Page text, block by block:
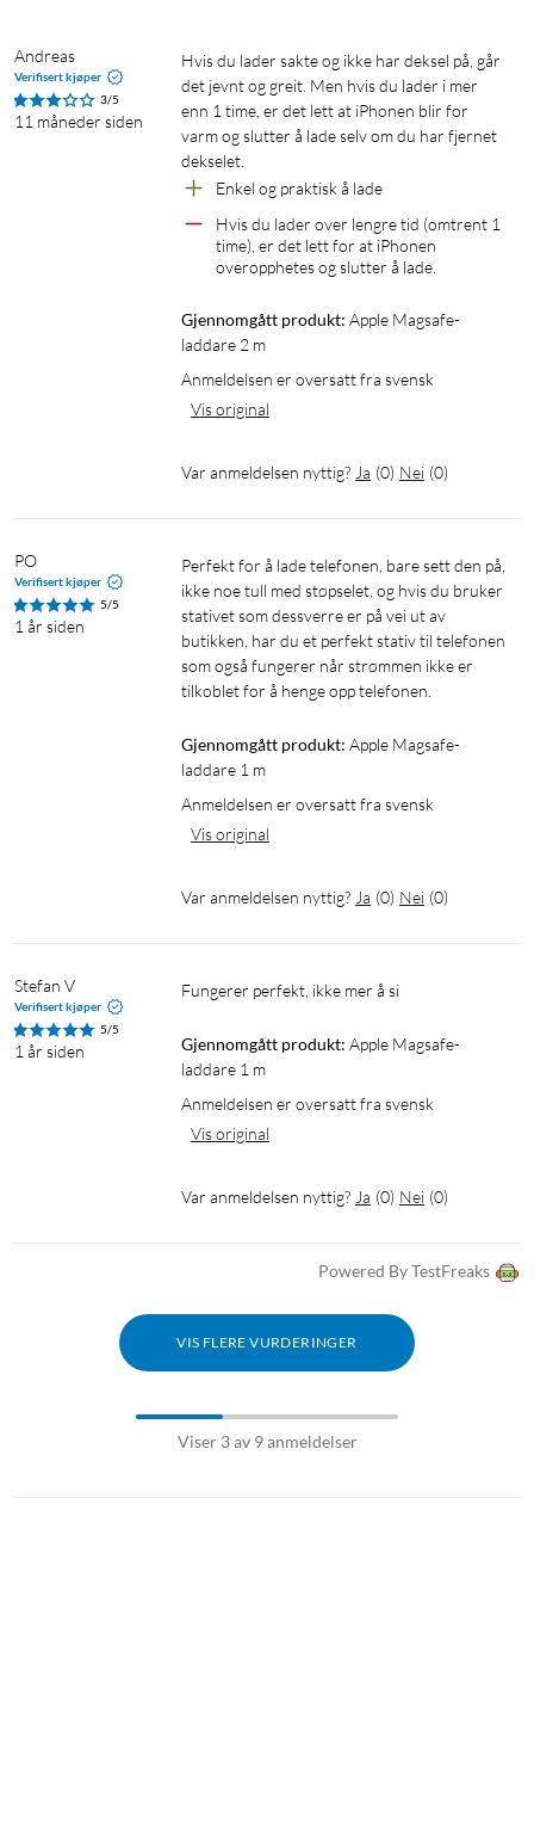
Andreas
Verifisert kjøper
3/5
11 måneder siden
Hvis du lader sakte og ikke har deksel på, går
det jevnt og greit. Men hvis du lader i mer
enn 1 time, er det lett at iPhonen blir for
varm og slutter å lade selv om du har fjernet
dekselet.
Enkel og praktisk å lade
Hvis du lader over lengre tid (omtrent 1
time), er det lett for at iPhonen
overopphetes og slutter å lade.
Gjennomgått produkt: Apple Magsafe-
laddare 2 m
Anmeldelsen er oversatt fra svensk
Vis original
Var anmeldelsen nyttig? Ja (0) Nei (0)
PO
Verifisert kjøper
5/5
1 år siden
Perfekt for å lade telefonen, bare sett den på,
ikke noe tull med støpselet, og hvis du bruker
stativet som dessverre er på vei ut av
butikken, har du et perfekt stativ til telefonen
som også fungerer når strømmen ikke er
tilkoblet for å henge opp telefonen.
Gjennomgått produkt: Apple Magsafe-
laddare 1 m
Anmeldelsen er oversatt fra svensk
Vis original
Var anmeldelsen nyttig? Ja (0) Nei (0)
Stefan V
Verifisert kjøper
5/5
1 år siden
Fungerer perfekt, ikke mer å si
Gjennomgått produkt: Apple Magsafe-
laddare 1 m
Anmeldelsen er oversatt fra svensk
Vis original
Var anmeldelsen nyttig? Ja (0) Nei (0)
Powered By TestFreaks
VIS FLERE VURDERINGER
Viser 3 av 9 anmeldelser